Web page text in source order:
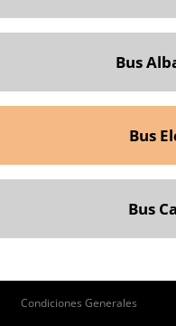
Bus
Bus
Bus
Condiciones Generales